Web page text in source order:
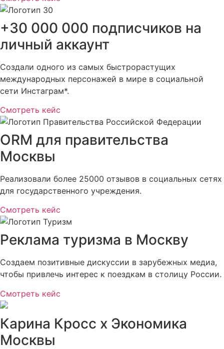
+30 000 000 подписчиков на
личный аккаунт
Создали одного из самых быстрорастущих
международных персонажей в мире в социальной
сети Инстаграм*.
Смотреть кейс
ORM для правительства
Москвы
Реализовали более 25000 отзывов в социальных сетях
для государственного учреждения.
Смотреть кейс
Реклама туризма в Москву
Создаем позитивные дискуссии в зарубежных медиа,
чтобы привлечь интерес к поездкам в столицу России.
Смотреть кейс
Карина Кросс х Экономика
Москвы